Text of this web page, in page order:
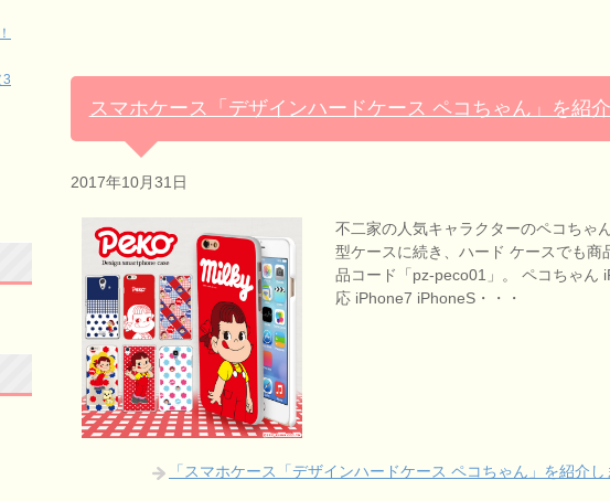
スマホケース「デザインハードケース ペコちゃん」を紹介
2017年10月31日
不二家の人気キャラクターのペコちゃ
型ケースに続き、ハード ケースでも商
品コード「pz-peco01」。 ペコちゃん
応 iPhone7 iPhoneS・・・
「スマホケース「デザインハードケース ペコちゃん」を紹介
3